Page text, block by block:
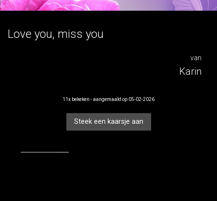
Hans
Love you, miss you
van
Karin
11x bekeken - aangemaakt op 05-02-2026
Steek een kaarsje aan